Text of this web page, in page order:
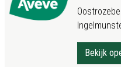
Bekijk